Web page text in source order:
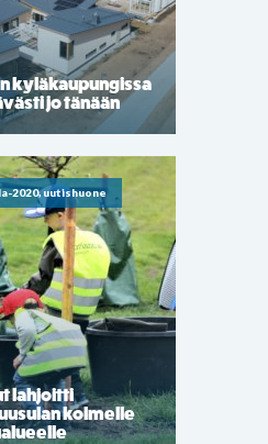
kyläkaupungissa
jo tänään
2020, uutishuone
lahjoitti
kolmelle